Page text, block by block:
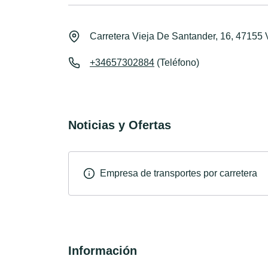
Carretera Vieja De Santander, 16, 47155
+34657302884 (Teléfono)
Noticias y Ofertas
Empresa de transportes por carretera
Información